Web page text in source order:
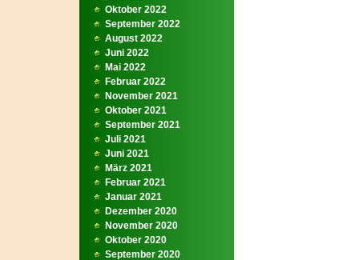
Oktober 2022
September 2022
August 2022
Juni 2022
Mai 2022
Februar 2022
November 2021
Oktober 2021
September 2021
Juli 2021
Juni 2021
März 2021
Februar 2021
Januar 2021
Dezember 2020
November 2020
Oktober 2020
September 2020